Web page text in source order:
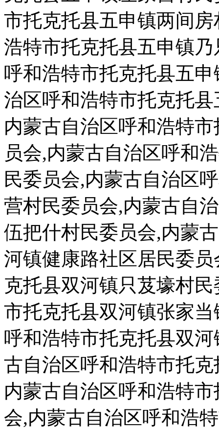
市托克托县五申镇两间
浩特市托克托县五申镇
呼和浩特市托克托县五
治区呼和浩特市托克托
内蒙古自治区呼和浩特
员会,内蒙古自治区呼和
民委员会,内蒙古自治区
营村民委员会,内蒙古自
伍把什村民委员会,内蒙
河镇健康路社区居民委
克托县双河镇只芨壕村
市托克托县双河镇张家
呼和浩特市托克托县双
古自治区呼和浩特市托
内蒙古自治区呼和浩特
会,内蒙古自治区呼和浩